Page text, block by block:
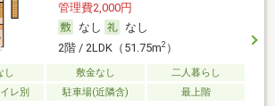
管理費2,000円
なし
なし
2階 / 2LDK（51.75m2）
し 敷金なし
二人暮らし
レ別
駐車場(近隣含) 最上階